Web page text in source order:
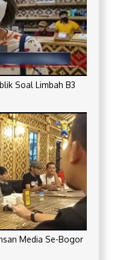
Soal Limbah B3
Media Se-Bogor